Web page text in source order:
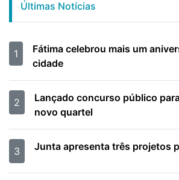
Últimas Notícias
1
Fátima celebrou mais um
cidade
2
Lançado concurso público
novo quartel
3 Junta apresenta três projetos